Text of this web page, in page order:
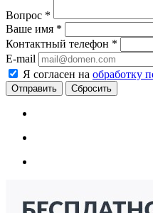
Вопрос *
Ваше имя *
Контактный телефон *
E-mail
Я согласен на обработку
Сбросить